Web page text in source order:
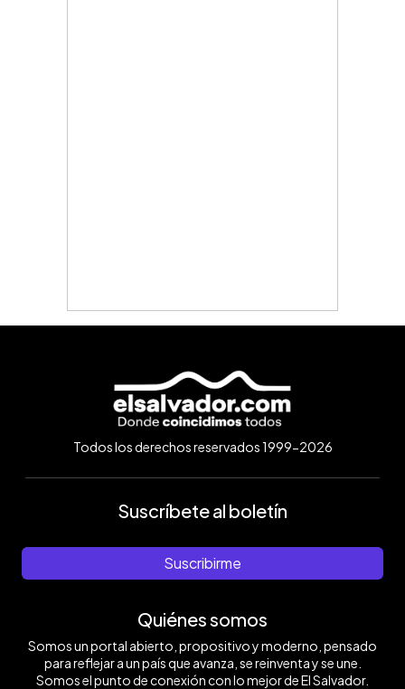
Todos los derechos reservados 1999-2026
Suscríbete al boletín
Suscribirme
Quiénes somos
Somos un portal abierto, propositivo y moderno, pensado
para reflejar a un país que avanza, se reinventa y se une.
Somos el punto de conexión con lo mejor de El Salvador.